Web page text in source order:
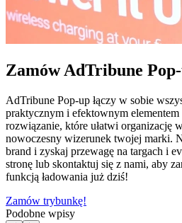
Zamów AdTribune
AdTribune Pop-up łączy w sobie
praktycznym i efektownym
rozwiązanie, które ułatwi organizację
nowoczesny wizerunek twojej marki.
brand i zyskaj przewagę na targach i
stronę lub skontaktuj się z nami, aby
funkcją ładowania już dziś!
Zamów trybunkę!
Podobne wpisy